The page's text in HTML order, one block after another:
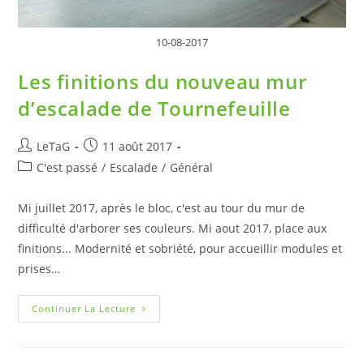
10-08-2017
Les finitions du nouveau mur
d’escalade de Tournefeuille
LeTaG
11 août 2017
C'est passé / Escalade / Général
Mi juillet 2017, après le bloc, c'est au tour du mur de
difficulté d'arborer ses couleurs. Mi aout 2017, place aux
finitions... Modernité et sobriété, pour accueillir modules et
prises…
Continuer La Lecture